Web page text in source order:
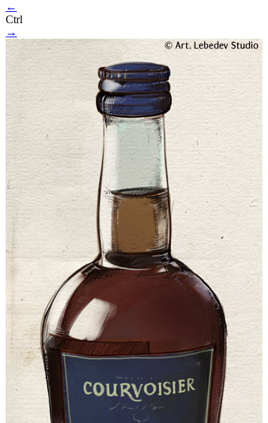
←
Ctrl
→